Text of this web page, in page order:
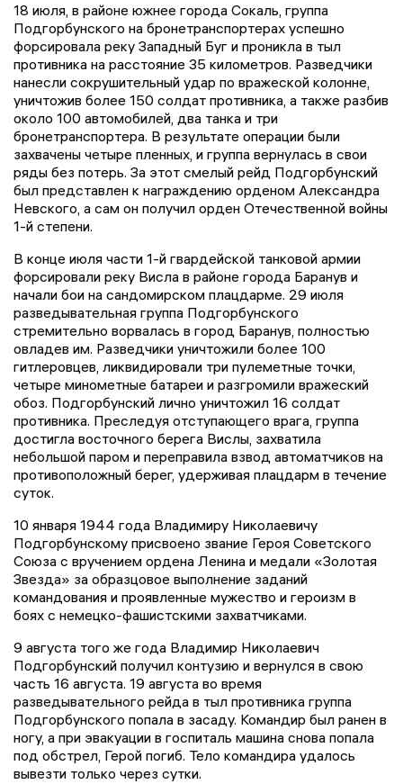
18 июля, в районе южнее города Сокаль, группа
Подгорбунского на бронетранспортерах успешно
форсировала реку Западный Буг и проникла в тыл
противника на расстояние 35 километров. Разведчики
нанесли сокрушительный удар по вражеской колонне,
уничтожив более 150 солдат противника, а также разбив
около 100 автомобилей, два танка и три
бронетранспортера. В результате операции были
захвачены четыре пленных, и группа вернулась в свои
ряды без потерь. За этот смелый рейд Подгорбунский
был представлен к награждению орденом Александра
Невского, а сам он получил орден Отечественной войны
1-й степени.
В конце июля части 1-й гвардейской танковой армии
форсировали реку Висла в районе города Баранув и
начали бои на сандомирском плацдарме. 29 июля
разведывательная группа Подгорбунского
стремительно ворвалась в город Баранув, полностью
овладев им. Разведчики уничтожили более 100
гитлеровцев, ликвидировали три пулеметные точки,
четыре минометные батареи и разгромили вражеский
обоз. Подгорбунский лично уничтожил 16 солдат
противника. Преследуя отступающего врага, группа
достигла восточного берега Вислы, захватила
небольшой паром и переправила взвод автоматчиков на
противоположный берег, удерживая плацдарм в течение
суток.
10 января 1944 года Владимиру Николаевичу
Подгорбунскому присвоено звание Героя Советского
Союза с вручением ордена Ленина и медали «Золотая
Звезда» за образцовое выполнение заданий
командования и проявленные мужество и героизм в
боях с немецко-фашистскими захватчиками.
9 августа того же года Владимир Николаевич
Подгорбунский получил контузию и вернулся в свою
часть 16 августа. 19 августа во время
разведывательного рейда в тыл противника группа
Подгорбунского попала в засаду. Командир был ранен в
ногу, а при эвакуации в госпиталь машина снова попала
под обстрел, Герой погиб. Тело командира удалось
вывезти только через сутки.